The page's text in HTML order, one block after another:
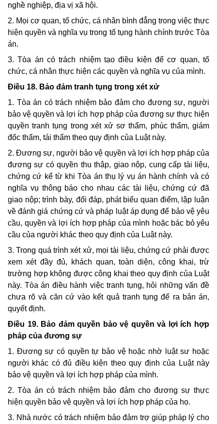
nghề nghiệp, địa vị xã hội.
2. Mọi cơ quan, tổ chức, cá nhân bình đẳng trong việc thực
hiện quyền và nghĩa vụ trong tố tụng hành chính trước Tòa
án.
3. Tòa án có trách nhiệm tạo điều kiện để cơ quan, tổ
chức, cá nhân thực hiện các quyền và nghĩa vụ của mình.
Điều 18. Bảo đảm tranh tụng trong xét xử
1. Tòa án có trách nhiệm bảo đảm cho đương sự, người
bảo vệ quyền và lợi ích hợp pháp của đương sự thực hiện
quyền tranh tụng trong xét xử sơ thẩm, phúc thẩm, giám
đốc thẩm, tái thẩm theo quy định của Luật này.
2. Đương sự, người bảo vệ quyền và lợi ích hợp pháp của
đương sự có quyền thu thập, giao nộp, cung cấp tài liệu,
chứng cứ kể từ khi Tòa án thụ lý vụ án hành chính và có
nghĩa vụ thông báo cho nhau các tài liệu, chứng cứ đã
giao nộp; trình bày, đối đáp, phát biểu quan điểm, lập luận
về đánh giá chứng cứ và pháp luật áp dụng để bảo vệ yêu
cầu, quyền và lợi ích hợp pháp của mình hoặc bác bỏ yêu
cầu của người khác theo quy định của Luật này.
3. Trong quá trình xét xử, mọi tài liệu, chứng cứ phải được
xem xét đầy đủ, khách quan, toàn diện, công khai, trừ
trường hợp không được công khai theo quy định của Luật
này. Tòa án điều hành việc tranh tụng, hỏi những vấn đề
chưa rõ và căn cứ vào kết quả tranh tụng để ra bản án,
quyết định.
Điều 19. Bảo đảm quyền bảo vệ quyền và lợi ích hợp
pháp của đương sự
1. Đương sự có quyền tự bảo vệ hoặc nhờ luật sư hoặc
người khác có đủ điều kiện theo quy định của Luật này
bảo vệ quyền và lợi ích hợp pháp của mình.
2. Tòa án có trách nhiệm bảo đảm cho đương sự thực
hiện quyền bảo vệ quyền và lợi ích hợp pháp của họ.
3. Nhà nước có trách nhiệm bảo đảm trợ giúp pháp lý cho